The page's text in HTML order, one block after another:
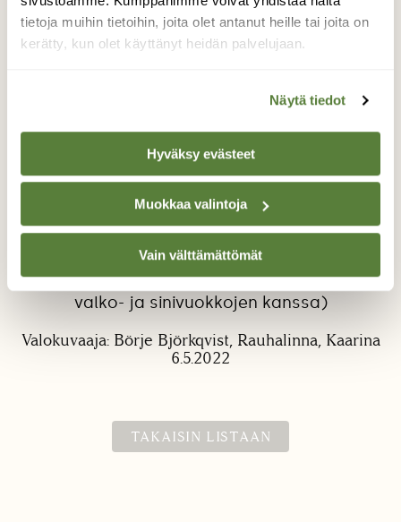
tietoja muihin tietoihin, joita olet antanut heille tai joita on
kerätty, kun olet käyttänyt heidän palvelujaan.
Näytä tiedot
Hyväksy evästeet
Muokkaa valintoja
Vain välttämättömät
Mikä tähtimö?
Kaarinan Rauhalinnassa otettu kuva
tähtimöstä (?), jota en löydä käytössäni
olevista kasvikuvastoista. Kevättähtimö sopii
malliin ja muotoon, mutta väri on "väärä".
Siis: Mikä kasvi? (Jyrkkä etelärinne kimpassa
valko- ja sinivuokkojen kanssa)
Valokuvaaja: Börje Björkqvist, Rauhalinna, Kaarina
6.5.2022
TAKAISIN LISTAAN